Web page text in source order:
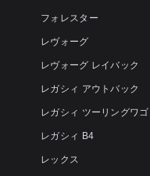
フォレスター
レヴォーグ
レヴォーグ レイバック
レガシィ アウトバック
レガシィ ツーリングワ
レガシィ B4
レックス